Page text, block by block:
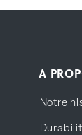
A
Notre